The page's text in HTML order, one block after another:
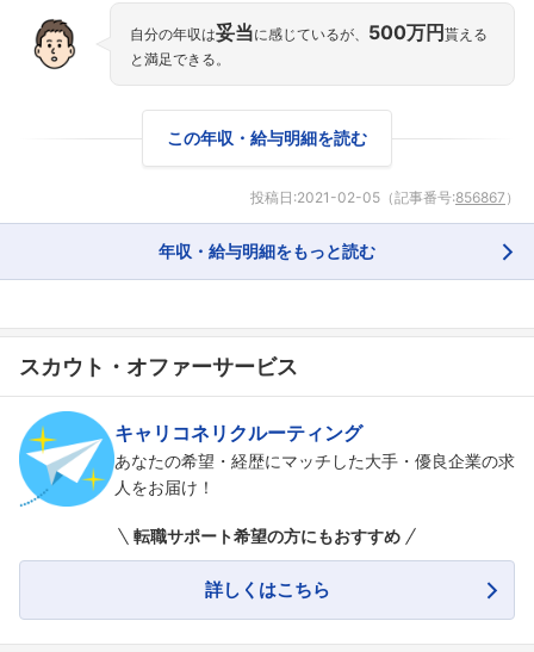
こちらの企業もフォローしませんか？
自分の年収は妥当に感じているが、 500万円 貰える
と満足できる。
この年収・給与明細を読む
投稿日:2021-02-05 （記事番号:856867 ）
年収・給与明細をもっと読む
スカウト・オファーサービス
キャリコネリクルーティング
あなたの希望・経歴にマッチした大手・優良企業の求
人をお届け！
転職サポート希望の方にもおすすめ
詳しくはこちら